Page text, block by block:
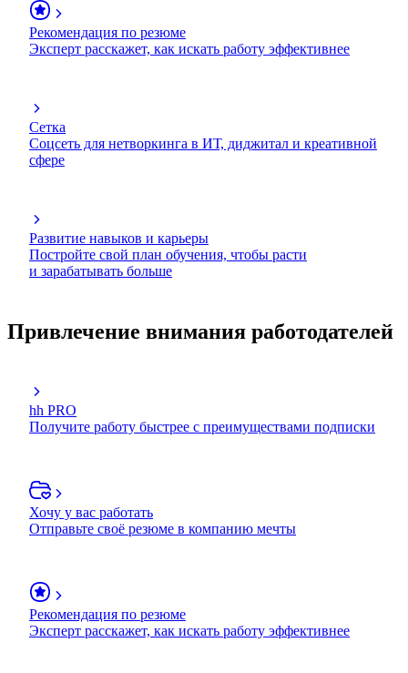
Рекомендация по резюме
Эксперт расскажет, как искать работу эффективнее
Сетка
Соцсеть для нетворкинга в ИТ, диджитал и креативной
сфере
Развитие навыков и карьеры
Постройте свой план обучения, чтобы расти
и зарабатывать больше
Привлечение внимания работодателей
hh PRO
Получите работу быстрее с преимуществами подписки
Хочу у вас работать
Отправьте своё резюме в компанию мечты
Рекомендация по резюме
Эксперт расскажет, как искать работу эффективнее